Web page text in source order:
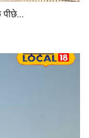
पीछे...